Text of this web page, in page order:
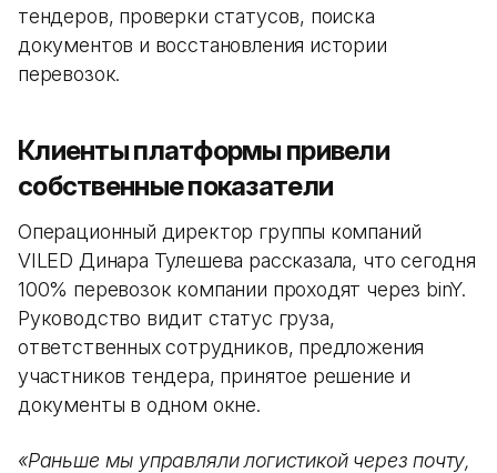
тендеров, проверки статусов, поиска
документов и восстановления истории
перевозок.
Клиенты платформы привели
собственные показатели
Операционный директор группы компаний
VILED Динара Тулешева рассказала, что сегодня
100% перевозок компании проходят через binY.
Руководство видит статус груза,
ответственных сотрудников, предложения
участников тендера, принятое решение и
документы в одном окне.
«Раньше мы управляли логистикой через почту,